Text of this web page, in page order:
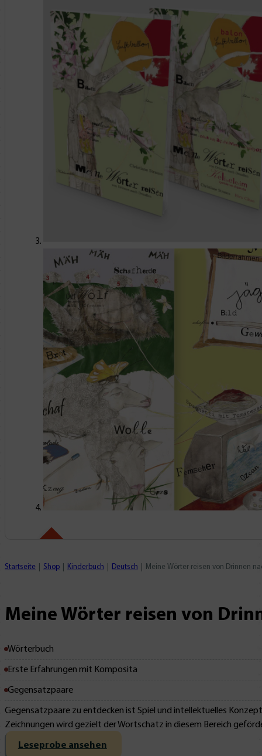
Mit Leseprobe!
Startseite Shop Kinderbuch Deutsch Meine Wörter reisen von Drinnen
Meine Wörter reisen von
Wörterbuch
Erste Erfahrungen mit Komposita
Gegensatzpaare
Gegensatzpaare zu entdecken ist Spiel und intellektuelles
Zeichnungen wird gezielt der Wortschatz in diesem Bereich
Leseprobe ansehen